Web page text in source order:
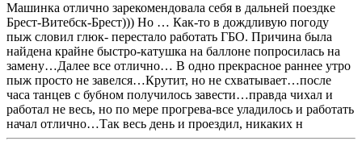
Машинка отлично зарекомендовала себя в дальней поездке
Брест-Витебск-Брест))) Но … Как-то в дождливую погоду
пыж словил глюк- перестало работать ГБО. Причина была
найдена крайне быстро-катушка на баллоне попросилась на
замену…Далее все отлично… В одно прекрасное раннее утро
пыж просто не завелся…Крутит, но не схватывает…после
часа танцев с бубном получилось завести…правда чихал и
работал не весь, но по мере прогрева-все уладилось и работать
начал отлично…Так весь день и проездил, никаких н